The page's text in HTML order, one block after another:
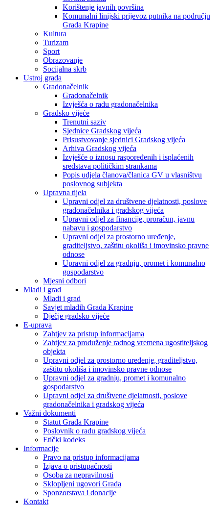
Korištenje javnih površina
Komunalni linijski prijevoz putnika na području
Grada Krapine
Kultura
Turizam
Sport
Obrazovanje
Socijalna skrb
Ustroj grada
Gradonačelnik
Gradonačelnik
Izvješća o radu gradonačelnika
Gradsko vijeće
Trenutni saziv
Sjednice Gradskog vijeća
Prisustvovanje sjednici Gradskog vijeća
Arhiva Gradskog vijeća
Izvješće o iznosu raspoređenih i isplaćenih
sredstava političkim strankama
Popis udjela članova/članica GV u vlasništvu
poslovnog subjekta
Upravna tijela
Upravni odjel za društvene djelatnosti, poslove
gradonačelnika i gradskog vijeća
Upravni odjel za financije, proračun, javnu
nabavu i gospodarstvo
Upravni odjel za prostorno uređenje,
graditeljstvo, zaštitu okoliša i imovinsko pravne
odnose
Upravni odjel za gradnju, promet i komunalno
gospodarstvo
Mjesni odbori
Mladi i grad
Mladi i grad
Savjet mladih Grada Krapine
Dječje gradsko vijeće
E-uprava
Zahtjev za pristup informacijama
Zahtjev za produženje radnog vremena ugostiteljskog
objekta
Upravni odjel za prostorno uređenje, graditeljstvo,
zaštitu okoliša i imovinsko pravne odnose
Upravni odjel za gradnju, promet i komunalno
gospodarstvo
Upravni odjel za društvene djelatnosti, poslove
gradonačelnika i gradskog vijeća
Važni dokumenti
Statut Grada Krapine
Poslovnik o radu gradskog vijeća
Etički kodeks
Informacije
Pravo na pristup informacijama
Izjava o pristupačnosti
Osoba za nepravilnosti
Sklopljeni ugovori Grada
Sponzorstava i donacije
Kontakt